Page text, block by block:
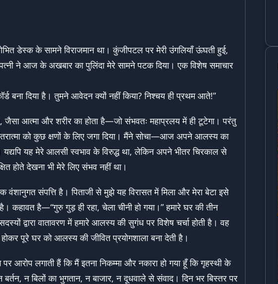
डेस्क के सामने विराजमान था। कुंजीपटल पर मेरी उंगलियाँ ऊंघती हुई,
ने आज के अखबार का पुलिंदा मेरे सामने पटक दिया। एक विशेष समाचार
बना दिया है। तुमने आवेदन क्यों नहीं किया? निश्चय ही प्रथम आते!”
आत्मा और शरीर का होता है—जो संभवतः महाप्रलय में ही टूटेगा। परंतु
को कुछ क्षणों के लिए जगा दिया। मैंने सोचा—आज अपने आलस्य का
यह मेरे आलसी स्वभाव के विरुद्ध था, लेकिन अपने भीतर चिरकाल से
होते देखना भी मेरे लिए संभव नहीं था।
वंशानुगत संपत्ति है। पिताजी से मुझे यह विरासत में मिला और मेरा बेटा इसे
है—“गुरु गुड़ ही रहा, चेला चीनी हो गया।” हमारे घर की तीन
द्वारा वातावरण में हमारे आलस्य की सुगंध पर विशेष चर्चा होती है। वह
पूरे घर को आलस्य की जीवित प्रयोगशाला बना देती है।
आरोप लगाती हैं कि मैं इतना निकम्मा और नकारा हो गया हूँ कि गृहस्थी के
न बिलों का भुगतान, न बाजार, न दूधवाले से संवाद। दिन भर बिस्तर पर